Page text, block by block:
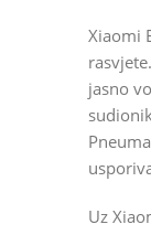
Xiaomi
jasno
Uz